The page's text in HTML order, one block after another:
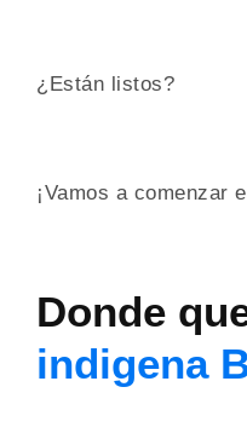
¿Están listos?
¡Vamos a comenzar
Donde
indigena